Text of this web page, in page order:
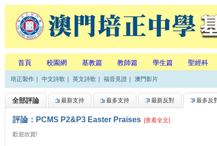
首頁 校園網 基教篇 教師篇 學生篇 聖經科
培正製作 中文詩歌 英文詩歌 福音見證 澳門影片
全部評論 最新支持 最多支持 最新反對 最多反
評論：PCMS P2&P3 Easter Praises [查看全文]
歡迎欣賞!